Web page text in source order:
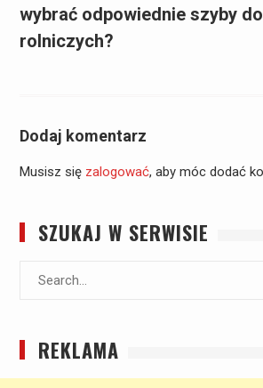
wybrać odpowiednie szyby
rolniczych?
Dodaj komentarz
Musisz się zalogować, aby móc dodać
SZUKAJ W SERWISIE
REKLAMA